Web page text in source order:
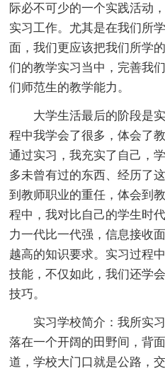
际必不可少的一个实践活动
实习工作。尤其是在我们所
面，我们更应该把我们所学
们的教学实习当中，完善我
们师范生的教学能力。
大学生活最后的阶段是实
程中我学会了很多，体会了
通过实习，我充实了自己，
多未曾有过的东西、经历了
到教师职业的重任，体会到
程中，我对比自己的学生时
力一代比一代强，信息接收
越高的知识要求。实习过程
技能，不仅如此，我们还学
技巧。
实习学校简介：我所实习
落在一个开阔的田野间，背
道，学校大门口就是公路，